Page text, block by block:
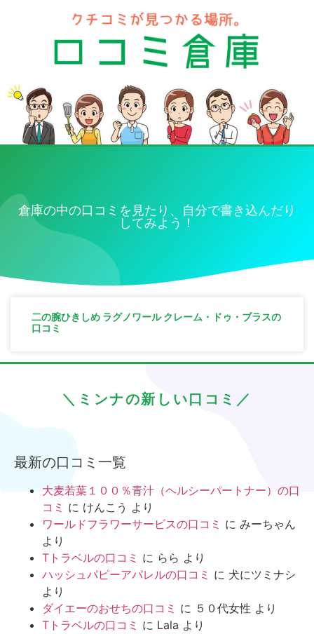
倉庫の中の口コミを見たり、自分で書き込んだり
してみよう！
二の腕ひきしめ ラグノワール クレーム・ドゥ・ブラスの
口コミ
＼ミンナの新しい口コミ／
最新の口コミ一覧
大麦若葉１００％青汁（ヘルシーパートナー）の口
コミ に けんこう より
ワールドフラワーサービスの口コミ に みーちゃん
より
Tトラベルの口コミ に らら より
ハッシュパピーアパレルの口コミ に 犬にツミナシ
より
ダイエーのおせちの口コミ に ５０代女性 より
Tトラベルの口コミ に Lala より